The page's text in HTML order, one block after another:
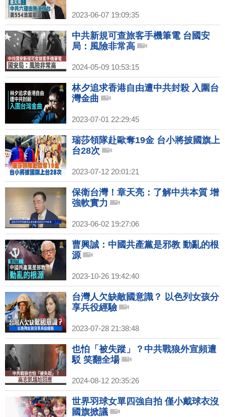
2023-06-07 19:09:35
中共新規可查旅客手機筆電 台國安
局：風險非常高
2024-05-09 10:53:15
林夕追求香港自由遭中共封殺 入圍台
灣金曲
2023-07-01 22:29:45
瑞莎領隊赴歐奪19金 台小將披國旗上
台28次
2023-07-12 20:01:21
保衛台灣！章天亮：了解中共本質 增
強軟實力
2023-06-02 19:27:06
曹興誠：中國共產黨是邪教 動亂的根
源
2023-10-26 19:42:40
台灣人欠缺敵國意識？ 以色列女孩分
享兵役經驗
2023-07-28 21:38:48
也怕「被失蹤」？中共戰狼外宣頻遭
駁 笑翻全場
2024-08-12 20:35:26
世界羽球女單四強自拍 僅小戴球衣沒
國旗掀議